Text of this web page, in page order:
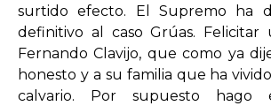
surtido efecto. El Supremo ha
definitivo al caso Grúas. Felicitar
Fernando Clavijo, que como ya
honesto y a su familia que ha
calvario. Por supuesto hago